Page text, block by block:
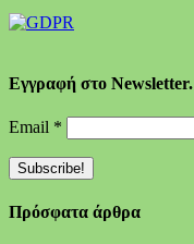
Εγγραφή στο Newsletter.
Email *
Πρόσφατα άρθρα